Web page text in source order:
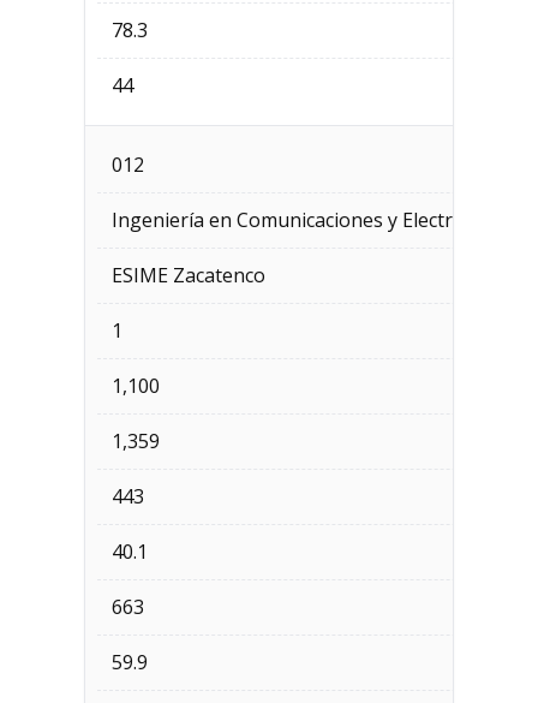
78.3
44
012
Ingeniería en Comunicaciones y Electrónica
ESIME Zacatenco
1
1,100
1,359
443
40.1
663
59.9